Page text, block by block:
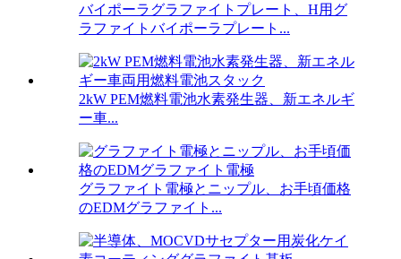
バイポーラグラファイトプレート、H用グ
ラファイトバイポーラプレート...
2kW PEM燃料電池水素発生器、新エネルギ
ー車...
グラファイト電極とニップル、お手頃価格
のEDMグラファイト...